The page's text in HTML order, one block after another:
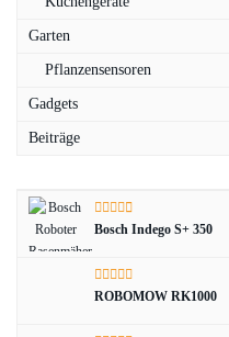
Garten
Pflanzensensoren
Gadgets
Beiträge
Bosch Indego S+ 350
ROBOMOW RK1000